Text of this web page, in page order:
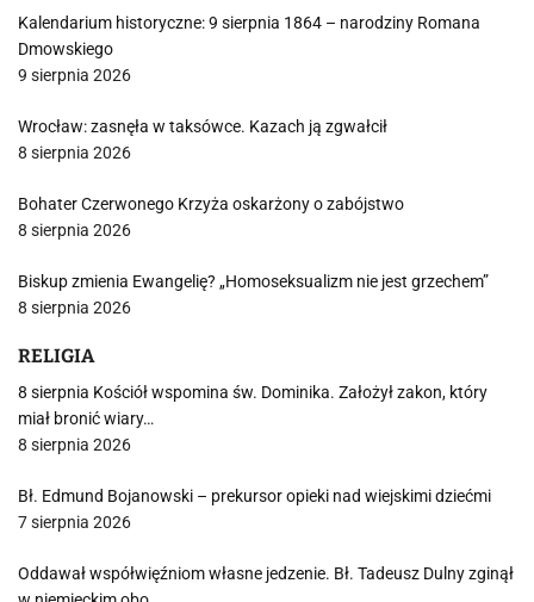
Kalendarium historyczne: 9 sierpnia 1864 – narodziny Romana
Dmowskiego
9 sierpnia 2026
Wrocław: zasnęła w taksówce. Kazach ją zgwałcił
8 sierpnia 2026
Bohater Czerwonego Krzyża oskarżony o zabójstwo
8 sierpnia 2026
Biskup zmienia Ewangelię? „Homoseksualizm nie jest grzechem”
8 sierpnia 2026
RELIGIA
8 sierpnia Kościół wspomina św. Dominika. Założył zakon, który
miał bronić wiary…
8 sierpnia 2026
Bł. Edmund Bojanowski – prekursor opieki nad wiejskimi dziećmi
7 sierpnia 2026
Oddawał współwięźniom własne jedzenie. Bł. Tadeusz Dulny zginął